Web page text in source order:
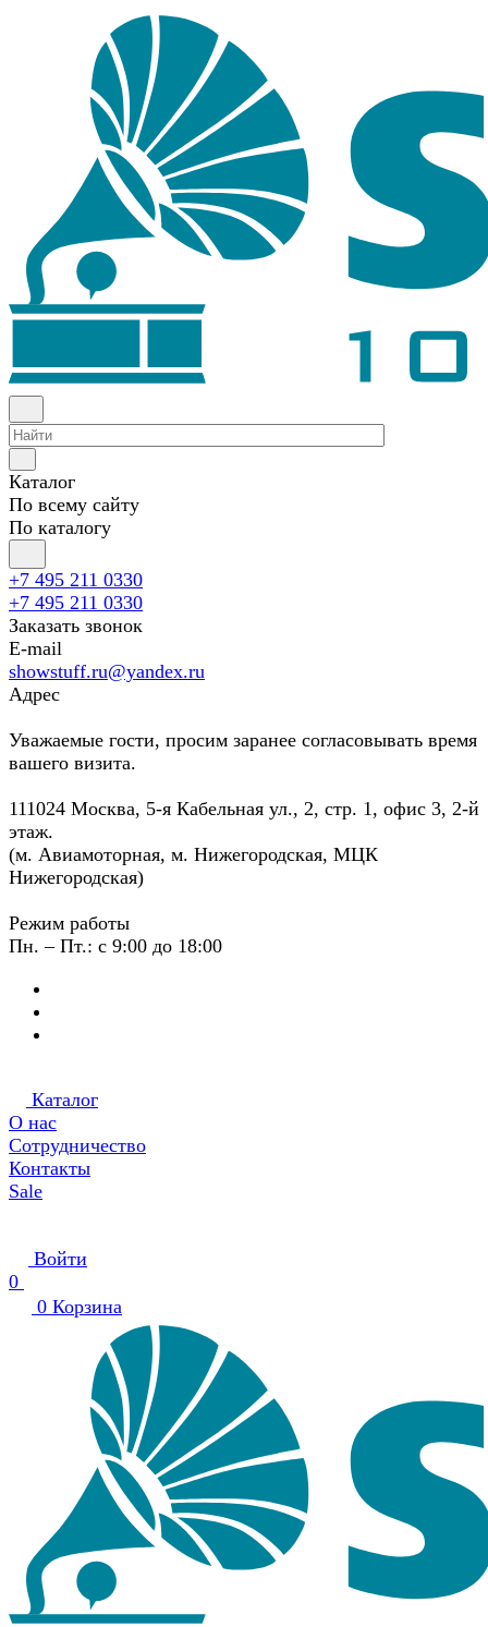
Каталог
По всему сайту
По каталогу
+7 495 211 0330
+7 495 211 0330
Заказать звонок
E-mail
showstuff.ru@yandex.ru
Адрес
Уважаемые гости, просим заранее согласовывать время
вашего визита.
111024 Москва, 5-я Кабельная ул., 2, стр. 1, офис 3, 2-й
этаж.
(м. Авиамоторная, м. Нижегородская, МЦК
Нижегородская)
Режим работы
Пн. – Пт.: с 9:00 до 18:00
Каталог
О нас
Сотрудничество
Контакты
Sale
Войти
0
0 Корзина